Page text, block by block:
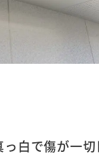
白で傷が一